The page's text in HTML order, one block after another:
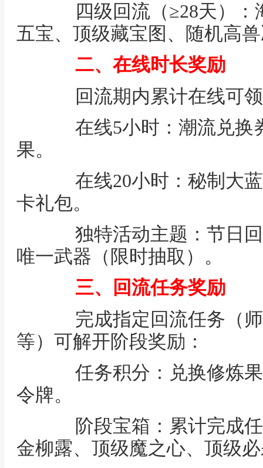
四级回流（≥28天）：
五宝、顶级藏宝图、随机高
二、在线时长奖励
回流期内累计在线可领
在线5小时：潮流兑换
果。
在线20小时：秘制大蓝
卡礼包。
独特活动主题：节日回
唯一武器（限时抽取）。
三、回流任务奖励
完成指定回流任务（师
等）可解开阶段奖励：
任务积分：兑换修炼果
令牌。
阶段宝箱：累计完成任
金柳露、顶级魔之心、顶级